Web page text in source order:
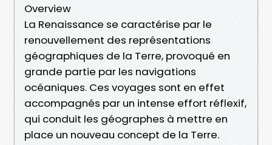
Overview
La Renaissance se caractérise par le
renouvellement des représentations
géographiques de la Terre, provoqué en
grande partie par les navigations
océaniques. Ces voyages sont en effet
accompagnés par un intense effort réflexif,
qui conduit les géographes à mettre en
place un nouveau concept de la Terre.